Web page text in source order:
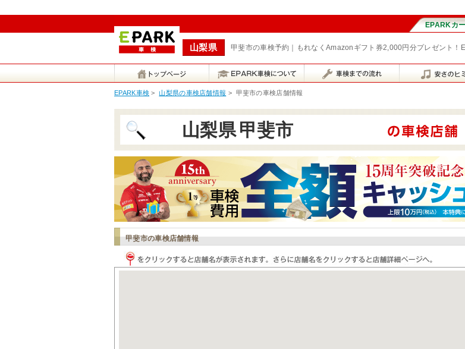
山梨県 甲斐市の車検予約｜もれなくAmazonギフト券2,000円分プレゼント！
EPARK車検 > 山梨県の車検店舗情報 > 甲斐市の車検店舗情報
山梨県 甲斐市
甲斐市の車検店舗情報